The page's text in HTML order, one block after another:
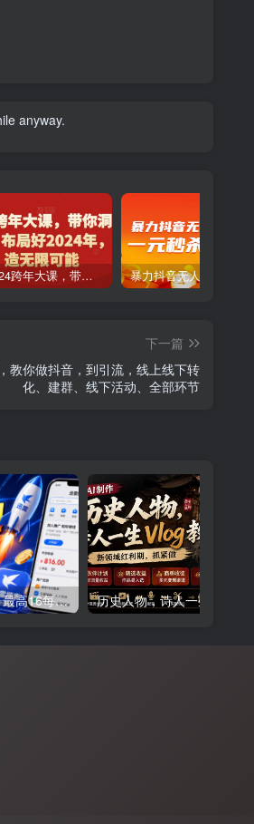
anyway.
2024跨年大课，​带你洞察趋势，布局好2024年，创造无限可能
下一篇
教你做抖音，到引流，线上线下转
化、建群、线下活动、全部环节
迅雷搜索拉新项目，最高16每单！不限量级人人可冲，零门槛上手(更新0807)